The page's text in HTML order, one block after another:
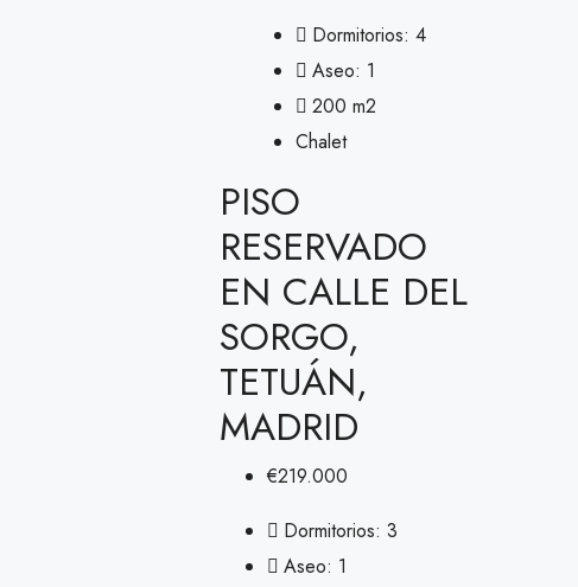
Dormitorios: 4
Aseo: 1
200 m2
Chalet
PISO
RESERVADO
EN CALLE DEL
SORGO,
TETUÁN,
MADRID
€219.000
Dormitorios: 3
Aseo: 1